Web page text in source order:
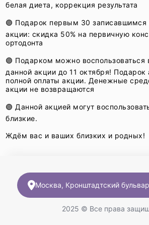
белая диета, коррекция результата
🟣 Подарок первым 30 записавшимся
акции: скидка 50% на первичную
ортодонта
🟣 Подарком можно воспользоваться
данной акции до 11 октября! Подарок
полной оплаты акции. Денежные
акции не возвращаются
🟣 Данной акцией могут
близкие.
Ждём вас и ваших близких и родных!
Москва, Кронштадтский
2025 © Все права